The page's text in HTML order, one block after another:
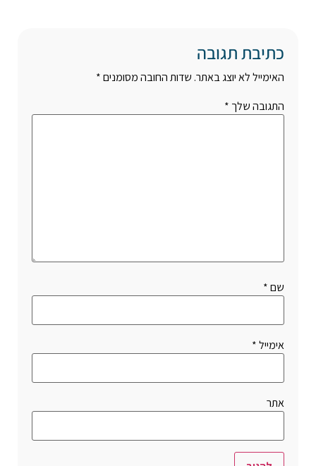
כתיבת תגובה
האימייל לא יוצג באתר. שדות החובה מסומנים*
התגובה שלך *
שם*
אימייל*
אתר